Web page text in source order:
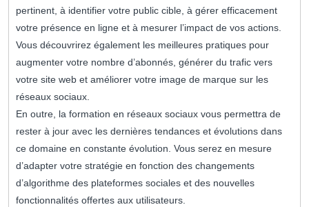
pertinent, à identifier votre public cible, à gérer efficacement
votre présence en ligne et à mesurer l’impact de vos actions.
Vous découvrirez également les meilleures pratiques pour
augmenter votre nombre d’abonnés, générer du trafic vers
votre site web et améliorer votre image de marque sur les
réseaux sociaux.
En outre, la formation en réseaux sociaux vous permettra de
rester à jour avec les dernières tendances et évolutions dans
ce domaine en constante évolution. Vous serez en mesure
d’adapter votre stratégie en fonction des changements
d’algorithme des plateformes sociales et des nouvelles
fonctionnalités offertes aux utilisateurs.